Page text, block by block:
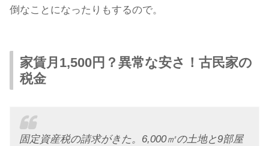
倒なことになったりもするので。
家賃月1,500円？異常な安さ！古民家の
税金
固定資産税の請求がきた。6,000㎡の土地と9部屋